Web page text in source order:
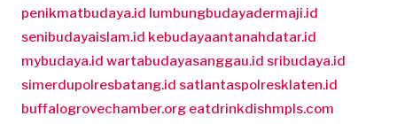
penikmatbudaya.id lumbungbudayadermaji.id
senibudayaislam.id kebudayaantanahdatar.id
mybudaya.id wartabudayasanggau.id sribudaya.id
simerdupolresbatang.id satlantaspolresklaten.id
buffalogrovechamber.org eatdrinkdishmpls.com